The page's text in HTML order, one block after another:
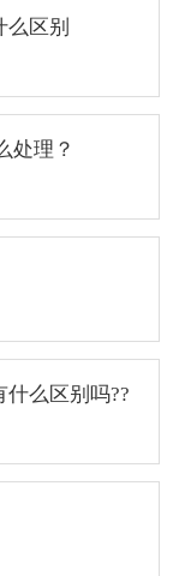
么区别
处理？
么区别吗??